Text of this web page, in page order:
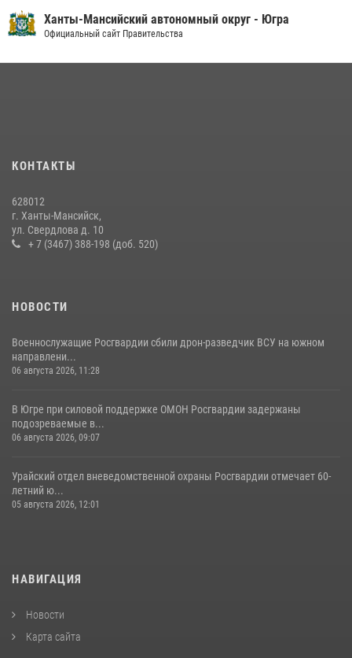
На Урале Росгвардия провела дни открытых дверей и
11 июля 2026, 12:26
Ханты-Мансийский автономный округ - Югра
Официальный сайт Правительства
КОНТАКТЫ
628012
г. Ханты-Мансийск,
ул. Свердлова д. 10
+ 7 (3467) 388-198 (доб. 520)
НОВОСТИ
Военнослужащие Росгвардии сбили дрон-разведчик ВСУ на южном
направлени...
06 августа 2026, 11:28
В Югре при силовой поддержке ОМОН Росгвардии задержаны
подозреваемые в...
06 августа 2026, 09:07
Урайский отдел вневедомственной охраны Росгвардии отмечает 60-
летний ю...
05 августа 2026, 12:01
НАВИГАЦИЯ
Новости
Карта сайта